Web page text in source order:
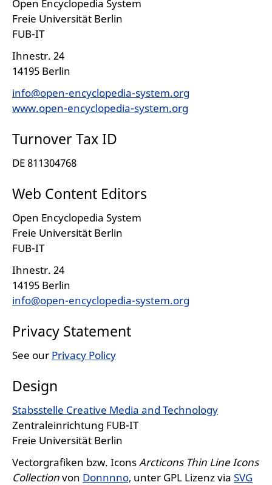
Open Encyclopedia System
Freie Universität Berlin
FUB-IT
Ihnestr. 24
14195 Berlin
info@open-encyclopedia-system.org
www.open-encyclopedia-system.org
Turnover Tax ID
DE 811304768
Web Content Editors
Open Encyclopedia System
Freie Universität Berlin
FUB-IT
Ihnestr. 24
14195 Berlin
info@open-encyclopedia-system.org
Privacy Statement
See our Privacy Policy
Design
Stabsstelle Creative Media and Technology
Zentraleinrichtung FUB-IT
Freie Universität Berlin
Vectorgrafiken bzw. IconsArcticons Thin Line Icons
Collectionvon Donnnno, unter GPL Lizenz via SVG